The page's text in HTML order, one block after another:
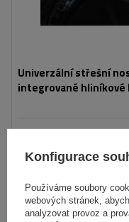
Univerzální střešní
integrované hliníkové
Produkt dostupný ve
Konfigurace
Používáme soubory
webových stránek,
analyzovat provoz a